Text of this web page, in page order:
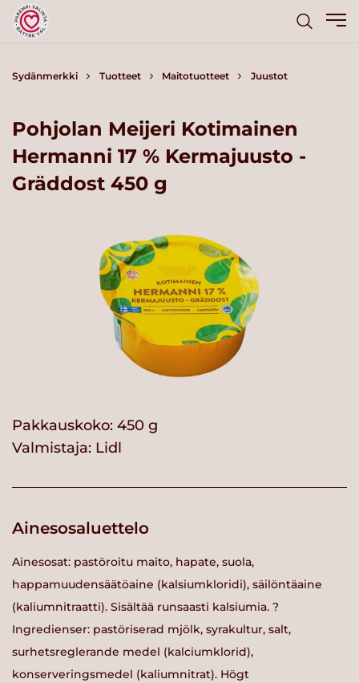
Sydänmerkki Tuotteet Maitotuotteet Juustot
Pohjolan Meijeri Kotimainen
Hermanni 17 % Kermajuusto -
Gräddost 450 g
Pakkauskoko: 450 g
Valmistaja: Lidl
Ainesosaluettelo
Ainesosat: pastöroitu maito, hapate, suola,
happamuudensäätöaine (kalsiumkloridi), säilöntäaine
(kaliumnitraatti). Sisältää runsaasti kalsiumia. ?
Ingredienser: pastöriserad mjölk, syrakultur, salt,
surhetsreglerande medel (kalciumklorid),
konserveringsmedel (kaliumnitrat). Högt